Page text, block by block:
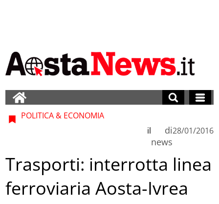
POLITICA & ECONOMIA
di
news
il 28/01/2016
Trasporti: interrotta linea
ferroviaria Aosta-Ivrea